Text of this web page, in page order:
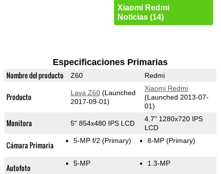
Xiaomi Redmi
Noticias (14)
Especificaciones Primarias
Nombre del producto Z60 Redmi
Producto Lava Z60(Launched
2017-09-01)
Xiaomi Redmi
(Launched 2013-07-
01)
Monitora 5" 854x480 IPS LCD
4.7" 1280x720 IPS
LCD
Cámara Primaria 5-MP f/2 (Primary) 8-MP (Primary)
Autofoto 5-MP 1.3-MP